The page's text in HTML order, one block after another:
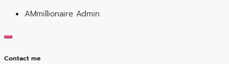
AMmillionaire Admin
Contact me